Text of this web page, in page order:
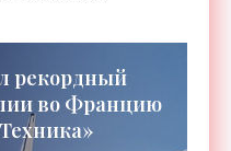
рекордный
во Францию